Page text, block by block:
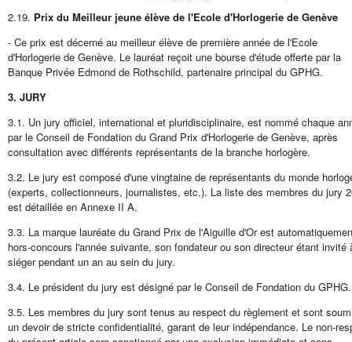
2.19. Prix du Meilleur jeune élève de l'Ecole d'Horlogerie de Genève
- Ce prix est décerné au meilleur élève de première année de l'Ecole
d'Horlogerie de Genève. Le lauréat reçoit une bourse d'étude offerte par la
Banque Privée Edmond de Rothschild, partenaire principal du GPHG.
3. JURY
3.1. Un jury officiel, international et pluridisciplinaire, est nommé chaque
par le Conseil de Fondation du Grand Prix d'Horlogerie de Genève, après
consultation avec différents représentants de la branche horlogère.
3.2. Le jury est composé d'une vingtaine de représentants du monde
(experts, collectionneurs, journalistes, etc.). La liste des membres du jury
est détaillée en Annexe II A.
3.3. La marque lauréate du Grand Prix de l'Aiguille d'Or est
hors-concours l'année suivante, son fondateur ou son directeur étant invité
siéger pendant un an au sein du jury.
3.4. Le président du jury est désigné par le Conseil de Fondation du GPHG.
3.5. Les membres du jury sont tenus au respect du règlement et sont
un devoir de stricte confidentialité, garant de leur indépendance. Le non-